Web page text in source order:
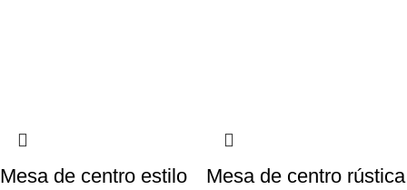
Mesa de centro estilo
Mesa de centro rústica